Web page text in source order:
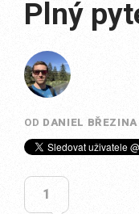
Plný
OD DANIEL BŘEZINA
1